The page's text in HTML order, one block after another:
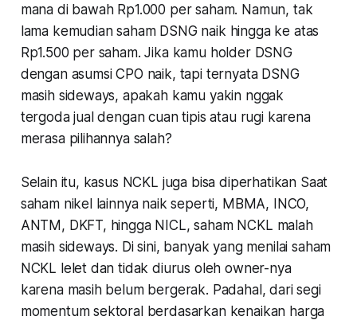
mana di bawah Rp1.000 per saham. Namun, tak
lama kemudian saham DSNG naik hingga ke atas
Rp1.500 per saham. Jika kamu holder DSNG
dengan asumsi CPO naik, tapi ternyata DSNG
masih sideways, apakah kamu yakin nggak
tergoda jual dengan cuan tipis atau rugi karena
merasa pilihannya salah?
Selain itu, kasus NCKL juga bisa diperhatikan Saat
saham nikel lainnya naik seperti, MBMA, INCO,
ANTM, DKFT, hingga NICL, saham NCKL malah
masih sideways. Di sini, banyak yang menilai saham
NCKL lelet dan tidak diurus oleh owner-nya
karena masih belum bergerak. Padahal, dari segi
momentum sektoral berdasarkan kenaikan harga